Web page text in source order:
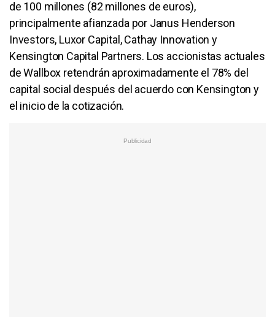
de 100 millones (82 millones de euros),
principalmente afianzada por Janus Henderson
Investors, Luxor Capital, Cathay Innovation y
Kensington Capital Partners. Los accionistas actuales
de Wallbox retendrán aproximadamente el 78% del
capital social después del acuerdo con Kensington y
el inicio de la cotización.